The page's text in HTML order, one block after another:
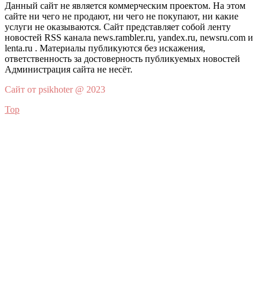
Данный сайт не является коммерческим проектом. На этом
сайте ни чего не продают, ни чего не покупают, ни какие
услуги не оказываются. Сайт представляет собой ленту
новостей RSS канала news.rambler.ru, yandex.ru, newsru.com и
lenta.ru . Материалы публикуются без искажения,
ответственность за достоверность публикуемых новостей
Администрация сайта не несёт.
Сайт от psikhoter @ 2023
Top